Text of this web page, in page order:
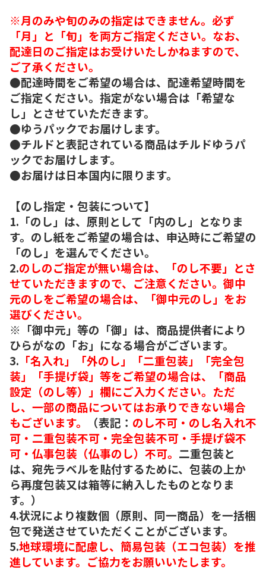
※月のみや旬のみの指定はできません。必ず
「月」と「旬」を両方ご指定ください。なお、
配達日のご指定はお受けいたしかねますので、
ご了承ください。
●配達時間をご希望の場合は、配達希望時間を
ご指定ください。指定がない場合は「希望な
し」とさせていただきます。
●ゆうパックでお届けします。
●チルドと表記されている商品はチルドゆうパ
ックでお届けします。
●お届けは日本国内に限ります。
【のし指定・包装について】
1.「のし」は、原則として「内のし」となりま
す。のし紙をご希望の場合は、申込時にご希望の
「のし」を選んでください。
2.のしのご指定が無い場合は、「のし不要」とさ
せていただきますので、ご注意ください。御中
元のしをご希望の場合は、「御中元のし」をお
選びください。
※「御中元」等の「御」は、商品提供者により
ひらがなの「お」になる場合がございます。
3. 「名入れ」「外のし」「二重包装」「完全包
装」「手提げ袋」等をご希望の場合は、「商品
設定（のし等）」欄にご入力ください。ただ
し、一部の商品についてはお承りできない場合
もございます。
（表記： のし不可・のし名入れ不
可・二重包装不可・完全包装不可・手提げ袋不
可・仏事包装（仏事のし）不可。 二重包装と
は、宛先ラベルを貼付するために、包装の上か
ら再度包装又は箱等に納入したものとなりま
す。）
4.状況により複数個（原則、同一商品）を一括梱
包で発送させていただくことがございます。
5.地球環境に配慮し、簡易包装（エコ包装）を推
進しています。ご協力をお願いいたします。